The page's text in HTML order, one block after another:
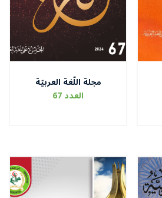
مجلة اللّغة العربيّة
العدد 67